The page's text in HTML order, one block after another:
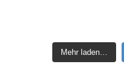
Mehr laden…